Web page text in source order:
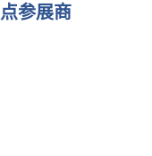
参展商